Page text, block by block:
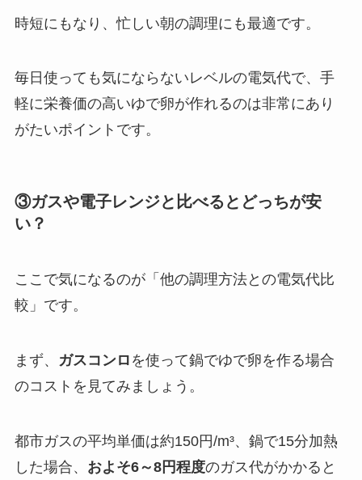
時短にもなり、忙しい朝の調理にも最適です。
毎日使っても気にならないレベルの電気代で、手
軽に栄養価の高いゆで卵が作れるのは非常にあり
がたいポイントです。
③ガスや電子レンジと比べるとどっちが安
い？
ここで気になるのが「他の調理方法との電気代比
較」です。
まず、 ガスコンロ を使って鍋でゆで卵を作る場合
のコストを見てみましょう。
都市ガスの平均単価は約150円/m³、鍋で15分加熱
した場合、 およそ6～8円程度のガス代がかかると